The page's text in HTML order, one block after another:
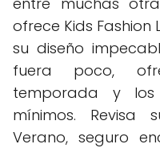
ofrece Kids Fashion
su diseño
fuera poco,
temporada y
mínimos. Revisa
Verano, seguro